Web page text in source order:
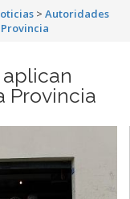
> Autoridades
Provincia